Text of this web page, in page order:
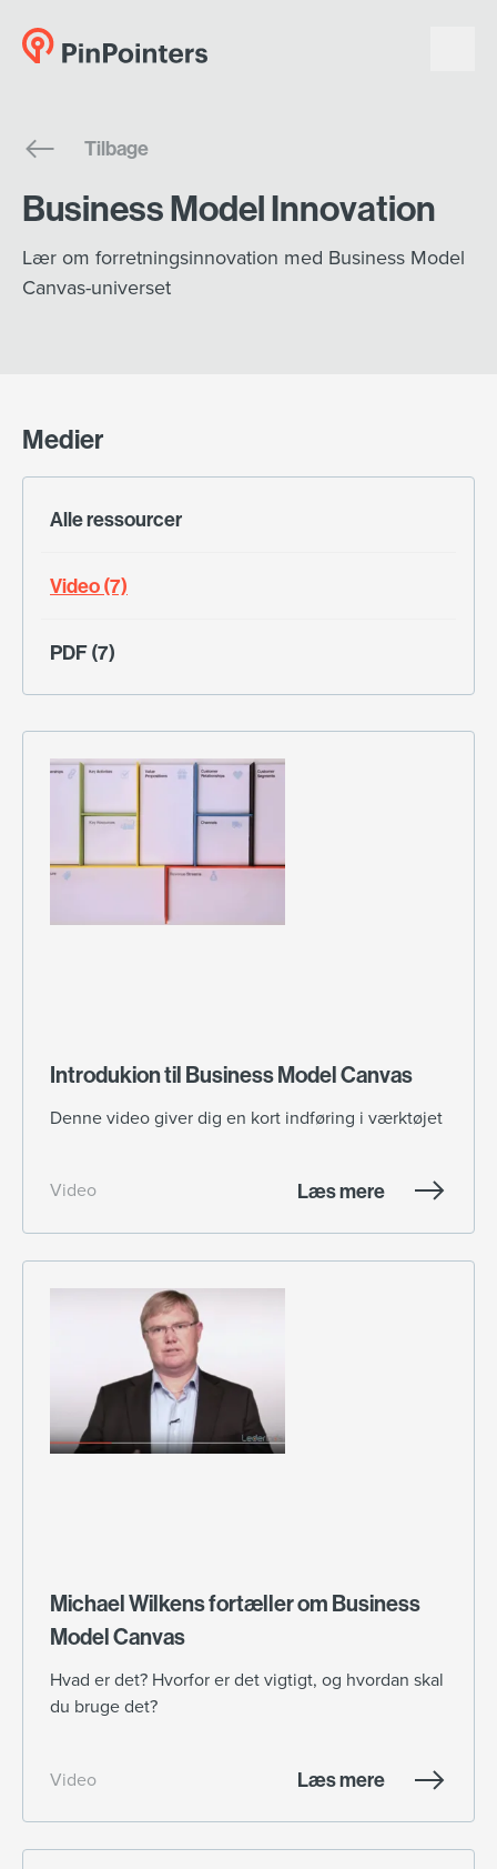
Tilbage
Business Model Innovation
Lær om forretningsinnovation med Business Model
Canvas-universet
Medier
Alle ressourcer
Video (7)
PDF (7)
Introdukion til Business Model Canvas
Denne video giver dig en kort indføring i værktøjet
Video Læs mere
Michael Wilkens fortæller om Business
Model Canvas
Hvad er det? Hvorfor er det vigtigt, og hvordan skal
du bruge det?
Video Læs mere